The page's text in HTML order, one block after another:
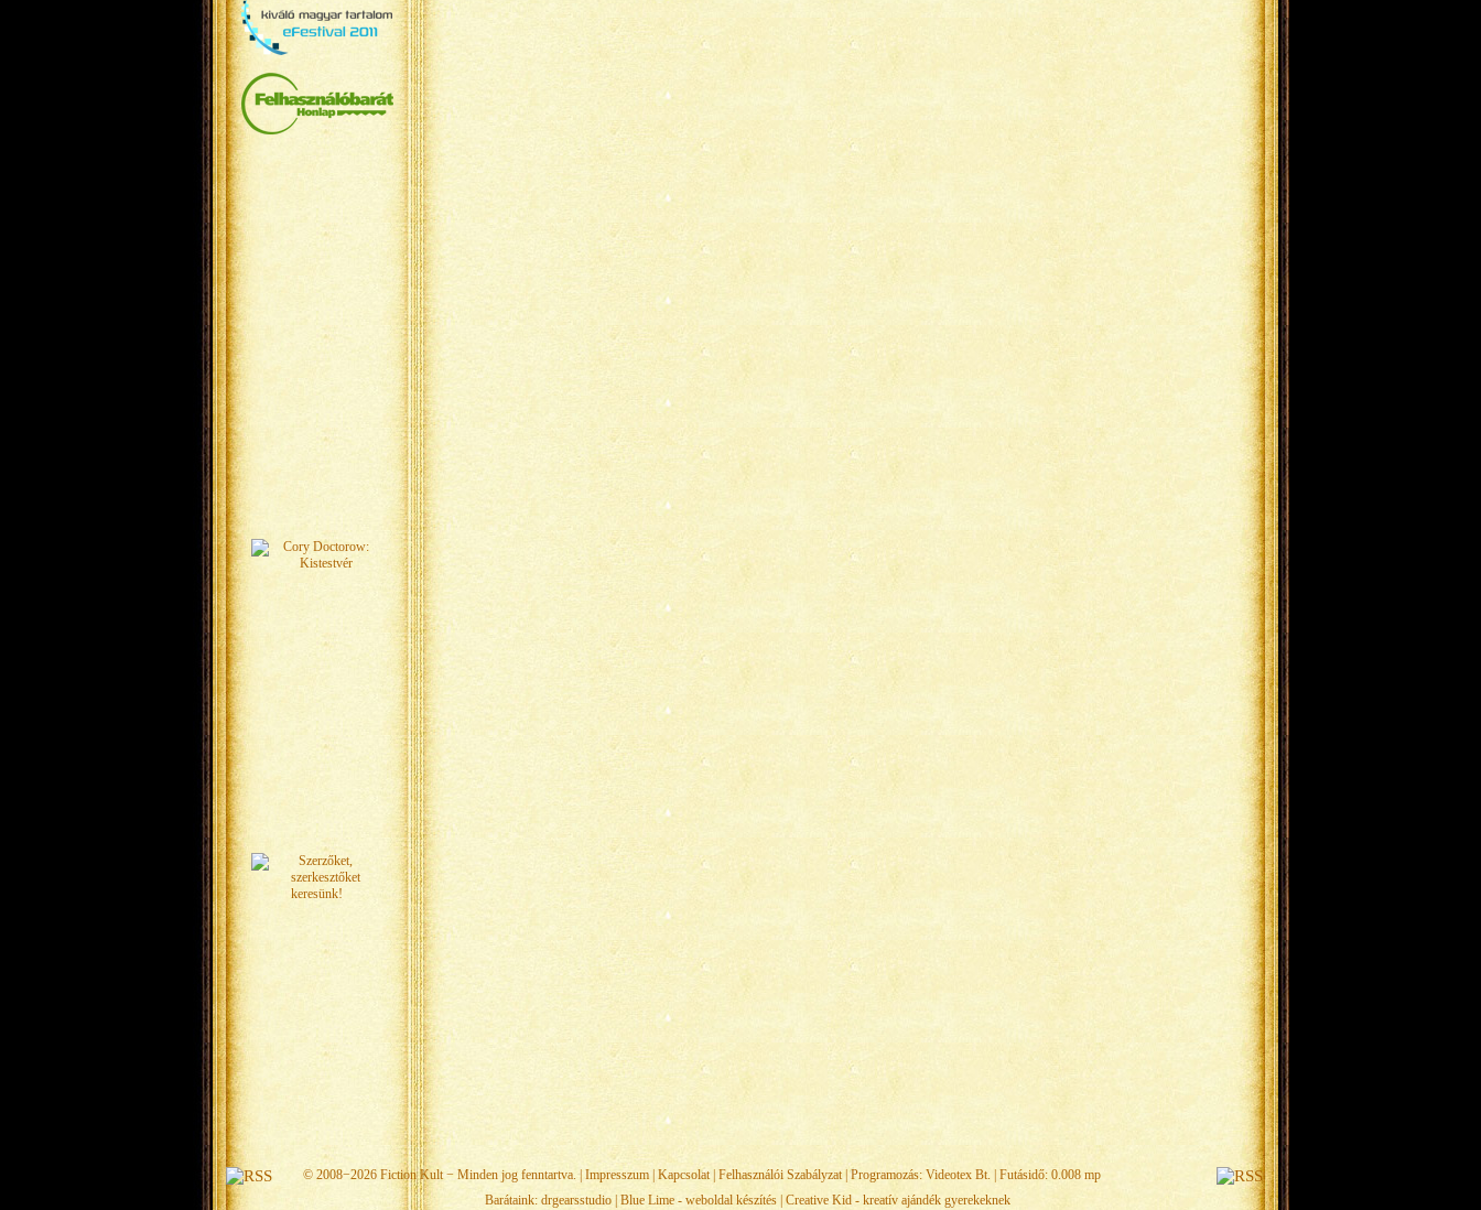
© 2008−2026 Fiction Kult− Minden jog fenntartva. | Impresszum| Kapcsolat| Felhasználói Szabályzat| Programozás: Videotex Bt. | Futásidő: 0.008 mp
Barátaink: drgearsstudio| Blue Lime - weboldal készítés| Creative Kid - kreatív ajándék gyerekeknek